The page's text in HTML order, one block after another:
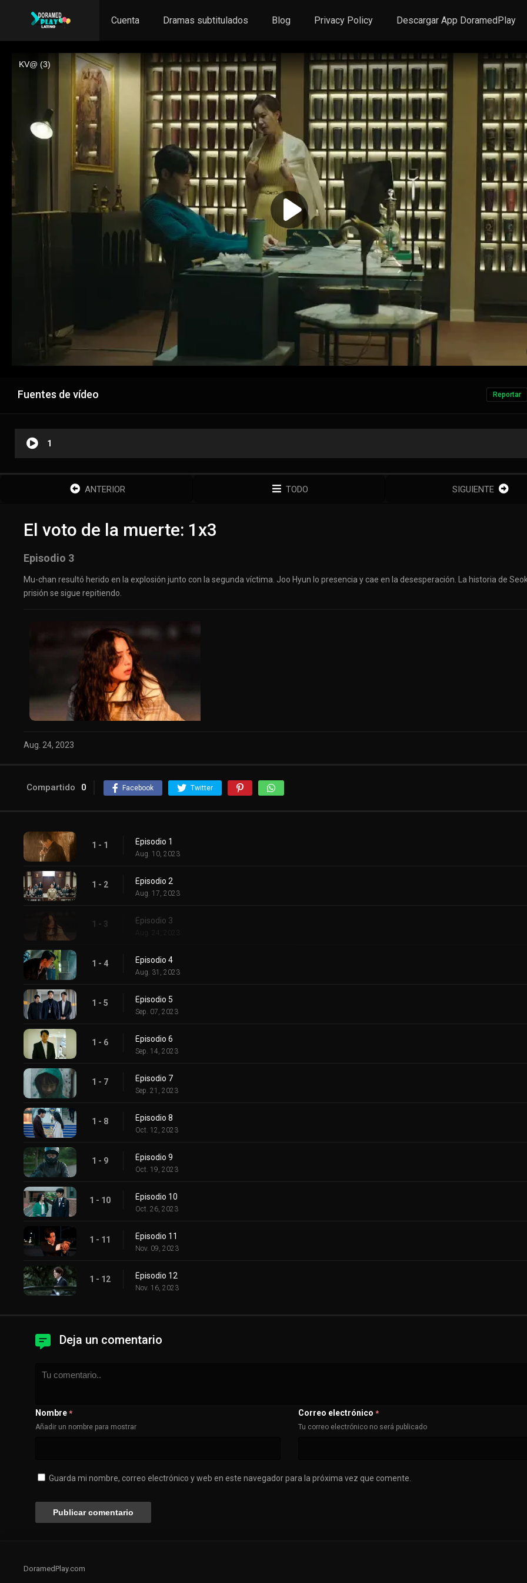
Cuenta Dramas subtitulados Blog Privacy Policy Descargar App DoramedPlay
Fuentes de vídeo Reportar
1
ANTERIOR TODO SIGUIENTE
El voto de la muerte: 1x3
Episodio 3
Mu-chan resultó herido en la explosión junto con la segunda víctima. Joo Hyun lo presencia y cae en la desesperación. La historia de
prisión se sigue repitiendo.
Aug. 24, 2023
Compartido 0 Facebook Twitter
1 - 1 Episodio 1
Aug. 10, 2023
1 - 2 Episodio 2
Aug. 17, 2023
1 - 3 Episodio 3
Aug. 24, 2023
1 - 4 Episodio 4
Aug. 31, 2023
1 - 5 Episodio 5
Sep. 07, 2023
1 - 6 Episodio 6
Sep. 14, 2023
1 - 7 Episodio 7
Sep. 21, 2023
1 - 8 Episodio 8
Oct. 12, 2023
1 - 9 Episodio 9
Oct. 19, 2023
1 - 10 Episodio 10
Oct. 26, 2023
1 - 11 Episodio 11
Nov. 09, 2023
1 - 12 Episodio 12
Nov. 16, 2023
Deja un comentario
Nombre *
Añadir un nombre para mostrar
Correo electrónico *
Tu correo electrónico no será publicado
Guarda mi nombre, correo electrónico y web en este navegador para la próxima vez que comente.
DoramedPlay.com